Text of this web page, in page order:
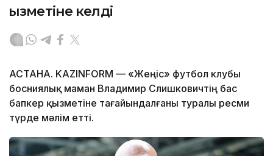
қызметіне келді
АСТАНА. KAZINFORM — «Жеңіс» футбол клубы
босниялық маман Владимир Слишковичтің бас
бапкер қызметіне тағайындалғаны туралы ресми
түрде мәлім етті.